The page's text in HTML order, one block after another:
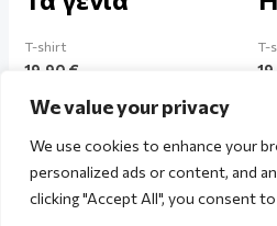
We value your privacy
We use cookies to enhance your
personalized ads or content, and
clicking "Accept All", you consent
T-shirt
19,90€
T-